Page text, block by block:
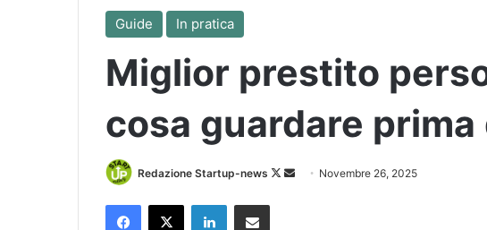
Guide In pratica
Miglior prestito
cosa guardare
Redazione Startup-news
Follow
Invia Novembre 26, 2025
Facebook
X LinkedInCondividi via Email